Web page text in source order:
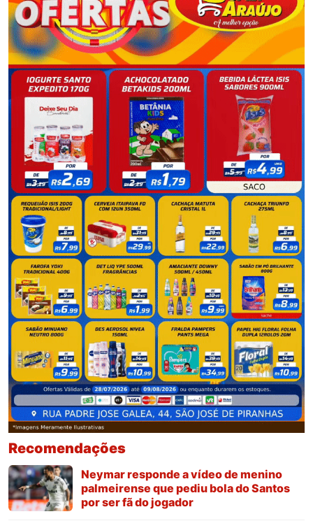
Recomendações
Neymar responde a vídeo de menino
palmeirense que pediu bola do Santos
por ser fã do jogador